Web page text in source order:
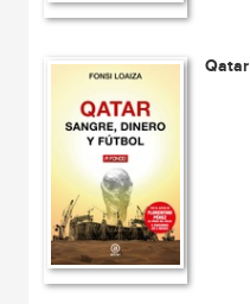
Qatar